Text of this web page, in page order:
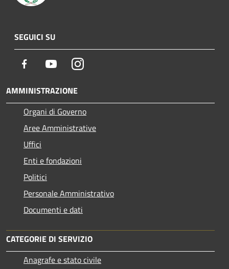
SEGUICI SU
Facebook YoutubeInstagram
AMMINISTRAZIONE
Organi di Governo
Aree Amministrative
Uffici
Enti e fondazioni
Politici
Personale Amministrativo
Documenti e dati
CATEGORIE DI SERVIZIO
Anagrafe e stato civile